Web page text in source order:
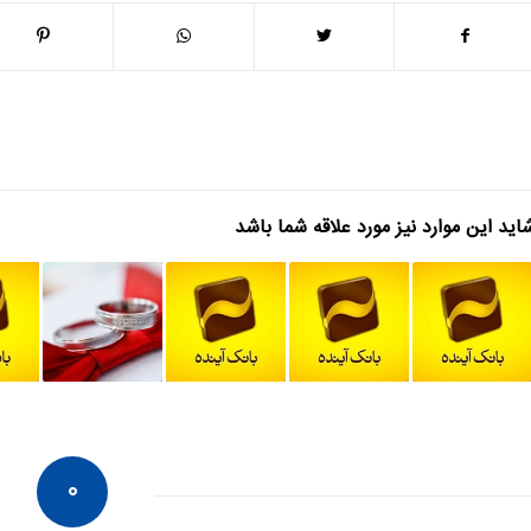
این موارد نیز مورد علاقه شما باشد
۰